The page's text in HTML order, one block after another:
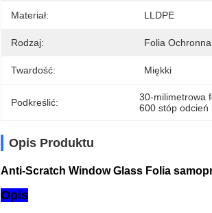
Materiał: LLDPE
Rodzaj: Folia
Twardość: Miękki
Podkreślić: 30-milimetrowa
600 stóp odcień
Opis Produktu
Anti-Scratch Window Glass Folia
Opis